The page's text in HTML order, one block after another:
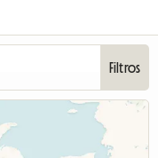
Filtros